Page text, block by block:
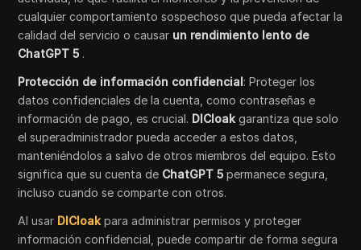
cualquier comportamiento sospechoso que pueda afectar la
calidad del servicio o causar un rendimiento lento de
ChatGPT 5 .
Protección de información confidencial : Proteger los
datos confidenciales de la cuenta, como contraseñas e
información de pago, es crucial. DICloakgarantiza que solo
el superadministrador pueda acceder a estos datos,
manteniéndolos a salvo de otros miembros del equipo. Esto
significa que su cuenta de ChatGPT 5 permanece segura,
incluso cuando se comparte con otros.
Al usar DICloakpara administrar permisos y proteger
información confidencial, puede compartir de forma segura